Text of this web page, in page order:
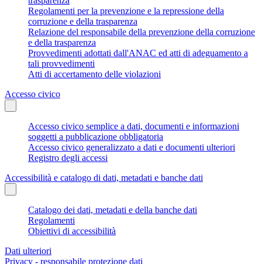
Regolamenti per la prevenzione e la repressione della
corruzione e della trasparenza
Relazione del responsabile della prevenzione della corruzione
e della trasparenza
Provvedimenti adottati dall'ANAC ed atti di adeguamento a
tali provvedimenti
Atti di accertamento delle violazioni
Accesso civico
Accesso civico semplice a dati, documenti e informazioni
soggetti a pubblicazione obbligatoria
Accesso civico generalizzato a dati e documenti ulteriori
Registro degli accessi
Accessibilità e catalogo di dati, metadati e banche dati
Catalogo dei dati, metadati e della banche dati
Regolamenti
Obiettivi di accessibilità
Dati ulteriori
Privacy - responsabile protezione dati